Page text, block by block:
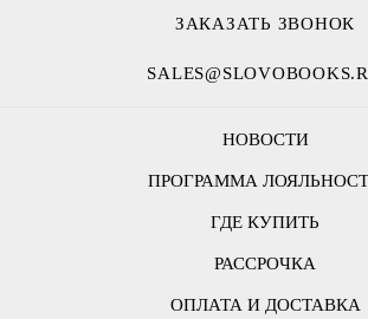
НОВОСТИ
ПРОГРАММА
ГДЕ КУПИТЬ
РАССРОЧКА
ОПЛАТА И ДОСТАВКА
ЗАКАЗАТЬ ЗВОНОК